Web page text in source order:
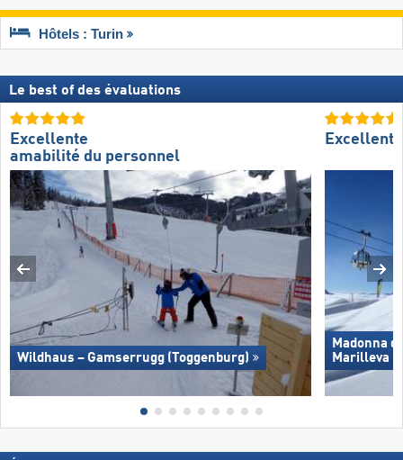
Hôtels : Turin
Le best of des évaluations
Excellente
amabilité du personnel
Wildhaus – Gamserrugg (Toggenburg)
Excellent
Madonna
Marilleva